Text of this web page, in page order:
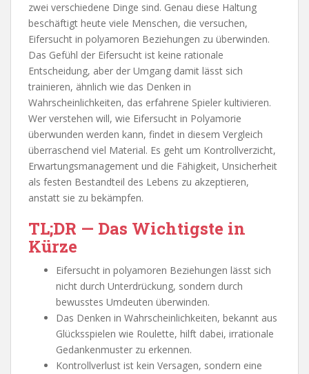
zwei verschiedene Dinge sind. Genau diese Haltung
beschäftigt heute viele Menschen, die versuchen,
Eifersucht in polyamoren Beziehungen zu überwinden.
Das Gefühl der Eifersucht ist keine rationale
Entscheidung, aber der Umgang damit lässt sich
trainieren, ähnlich wie das Denken in
Wahrscheinlichkeiten, das erfahrene Spieler kultivieren.
Wer verstehen will, wie Eifersucht in Polyamorie
überwunden werden kann, findet in diesem Vergleich
überraschend viel Material. Es geht um Kontrollverzicht,
Erwartungsmanagement und die Fähigkeit, Unsicherheit
als festen Bestandteil des Lebens zu akzeptieren,
anstatt sie zu bekämpfen.
TL;DR — Das Wichtigste in
Kürze
Eifersucht in polyamoren Beziehungen lässt sich
nicht durch Unterdrückung, sondern durch
bewusstes Umdeuten überwinden.
Das Denken in Wahrscheinlichkeiten, bekannt aus
Glücksspielen wie Roulette, hilft dabei, irrationale
Gedankenmuster zu erkennen.
Kontrollverlust ist kein Versagen, sondern eine